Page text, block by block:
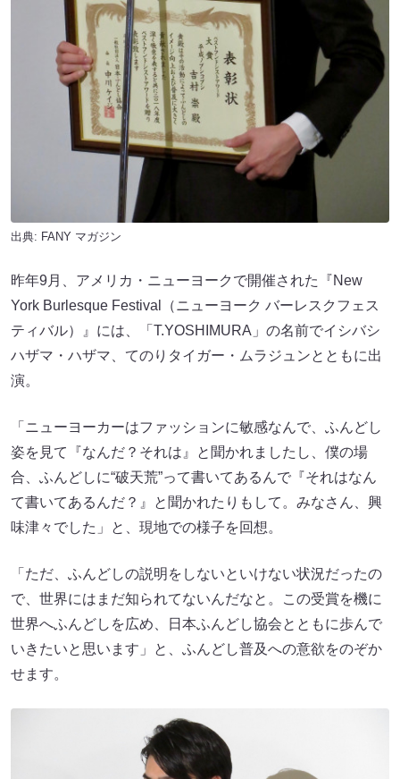
出典: FANY マガジン
昨年9月、アメリカ・ニューヨークで開催された『New
York Burlesque Festival（ニューヨーク バーレスクフェス
ティバル）』には、「T.YOSHIMURA」の名前でイシバシ
ハザマ・ハザマ、てのりタイガー・ムラジュンとともに出
演。
「ニューヨーカーはファッションに敏感なんで、ふんどし
姿を見て『なんだ？それは』と聞かれましたし、僕の場
合、ふんどしに“破天荒”って書いてあるんで『それはなん
て書いてあるんだ？』と聞かれたりもして。みなさん、興
味津々でした」と、現地での様子を回想。
「ただ、ふんどしの説明をしないといけない状況だったの
で、世界にはまだ知られてないんだなと。この受賞を機に
世界へふんどしを広め、日本ふんどし協会とともに歩んで
いきたいと思います」と、ふんどし普及への意欲をのぞか
せます。